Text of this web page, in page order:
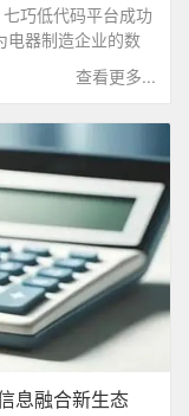
巧低代码平台成功
电器制造企业的数
查看更多...
息融合新生态